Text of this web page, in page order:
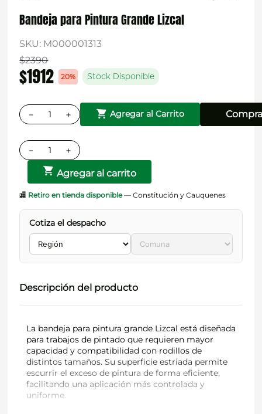
Bandeja para Pintura Grande Lizcal
SKU: M000001313
$2390
$1912 20% Stock Disponible
＋
－ Agregar al Carrito
＋
－
Agregar al carrito
🏬 Retiro en tienda disponible— Constitución y Cauquenes
Cotiza el despacho
Descripción del producto
La bandeja para pintura grande Lizcal está diseñada
para trabajos de pintado que requieren mayor
capacidad y compatibilidad con rodillos de
distintos tamaños. Su superficie estriada permite
escurrir el exceso de pintura de forma eficiente,
facilitando una aplicación más controlada y
uniforme.